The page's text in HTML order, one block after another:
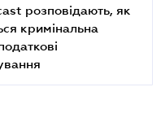
розповідають, як
кримінальна